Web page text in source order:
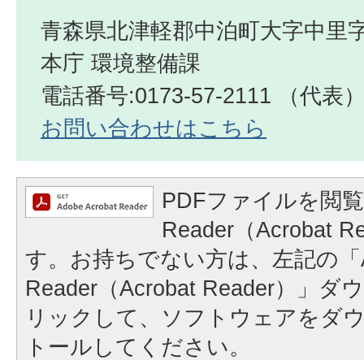
青森県北津軽郡中泊町大字中里
本庁 環境整備課
電話番号:0173-57-2111 （代表
お問い合わせはこちら
PDFファイルを閲
Reader（Acrobat
す。お持ちでない方は、左記の
Reader（Acrobat Reader）」ダ
リックして、ソフトウェアをダ
トールしてください。